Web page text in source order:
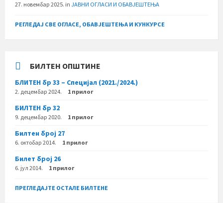
27. новембар 2025. in ЈАВНИ ОГЛАСИ И ОБАВЈЕШТЕЊА
РЕГЛЕДАЈ СВЕ ОГЛАСЕ, ОБАВЈЕШТЕЊА И КУНКУРСЕ
БИЛТЕН ОПШТИНЕ
БЛИТЕН бр 33 – Специјал (2021./2024.)
2. децембар 2024. 1 прилог
БИЛТЕН бр 32
9. децембар 2020. 1 прилог
Билтен број 27
6. октобар 2014. 1 прилог
Билет број 26
6. јул 2014. 1 прилог
ПРЕГЛЕДАЈТЕ ОСТАЛЕ БИЛТЕНЕ